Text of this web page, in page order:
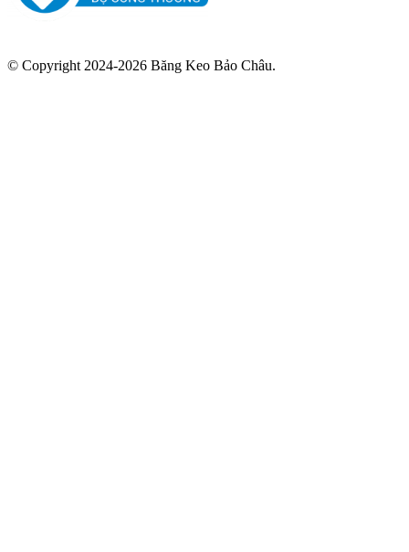
© Copyright 2024-2026 Băng Keo Bảo Châu.